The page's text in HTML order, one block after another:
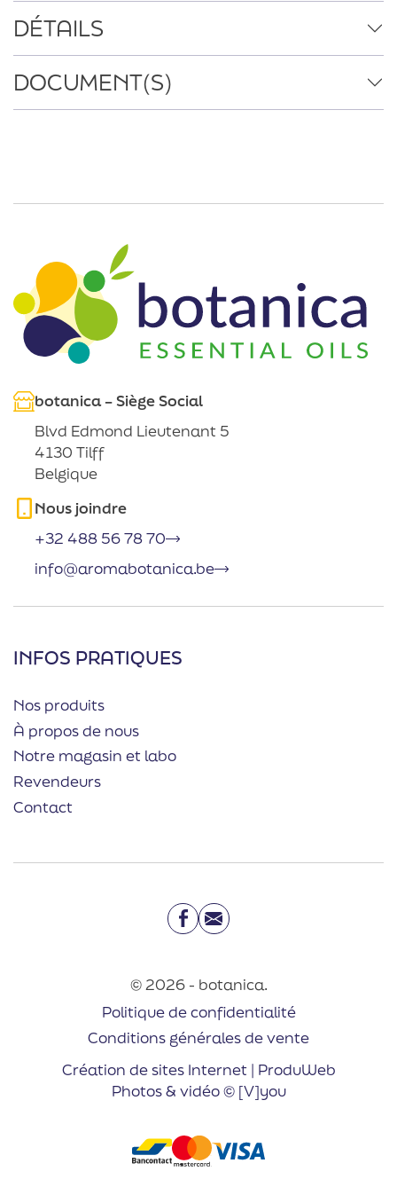
DÉTAILS
DOCUMENT(S)
botanica – Siège Social
Blvd Edmond Lieutenant 5
4130 Tilff
Belgique
Nous joindre
+32 488 56 78 70
info@aromabotanica.be
INFOS PRATIQUES
Nos produits
À propos de nous
Notre magasin et labo
Revendeurs
Contact
Facebook
Email
© 2026 - botanica.
Politique de confidentialité
Conditions générales de vente
Création de sites Internet | ProduWeb
Photos & vidéo © [V]you